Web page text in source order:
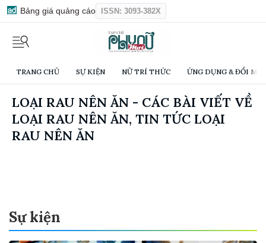
Bảng giá quảng cáo ISSN: 3093-382X
TRANG CHỦ SỰ KIỆN NỮ TRÍ THỨC ỨNG DỤNG & ĐỔI
LOẠI RAU NÊN ĂN - CÁC BÀI VIẾT VỀ
LOẠI RAU NÊN ĂN, TIN TỨC LOẠI
RAU NÊN ĂN
Sự kiện